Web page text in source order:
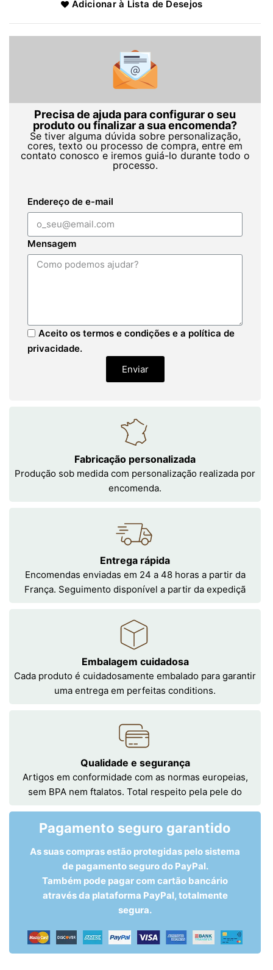
Adicionar à Lista de Desejos
Precisa de ajuda para configurar o seu
produto ou finalizar a sua encomenda?
Se tiver alguma dúvida sobre personalização,
cores, texto ou processo de compra, entre em
contato conosco e iremos guiá-lo durante todo o
processo.
Endereço de e-mail
Mensagem
Aceito os termos e condições e a política de
privacidade.
Enviar
Fabricação personalizada
Produção sob medida com personalização realizada por
encomenda.
Entrega rápida
Encomendas enviadas em 24 a 48 horas a partir da
França. Seguimento disponível a partir da expediçã
Embalagem cuidadosa
Cada produto é cuidadosamente embalado para garantir
uma entrega em perfeitas conditions.
Qualidade e segurança
Artigos em conformidade com as normas europeias,
sem BPA nem ftalatos. Total respeito pela pele do
Pagamento seguro garantido
As suas compras estão protegidas pelo sistema
de pagamento seguro do PayPal.
Também pode pagar com cartão bancário
através da plataforma PayPal, totalmente
segura.